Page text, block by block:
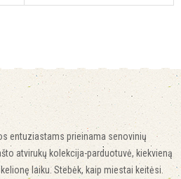
entuziastams prieinama senovinių
atvirukų kolekcija-parduotuvė, kiekvieną
laiku. Stebėk, kaip miestai keitėsi.